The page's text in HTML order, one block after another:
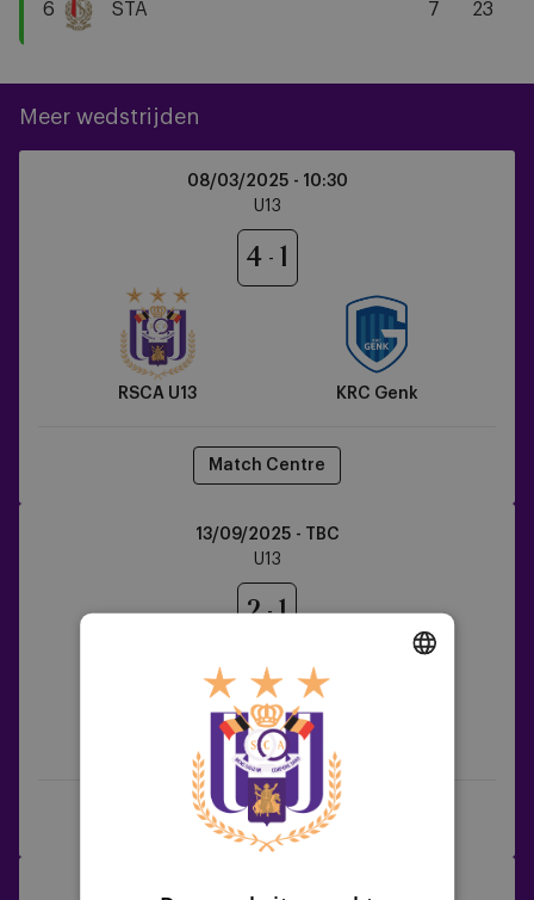
6
STA 7 23
Meer wedstrijden
08/03/2025 - 10:30
U13
RSCA U13
4 1
KRC Genk
Match Centre
13/09/2025 - TBC
U13
2 1
Zulte Waregem
Match Centre